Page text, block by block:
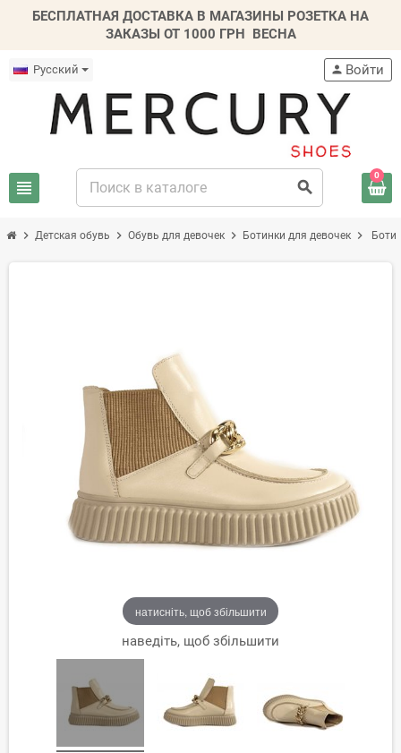
БЕСПЛАТНАЯ ДОСТАВКА В МАГАЗИНЫ РОЗЕТКА НА
ЗАКАЗЫ ОТ 1000 ГРН ВЕСНА
Русский
view_headline search
person Войти
0
chevron_right Детская обувь chevron_right Обувь для девочек chevron_right Ботинки для девочек chevron_right
натисніть, щоб збільшити
наведіть, щоб збільшити